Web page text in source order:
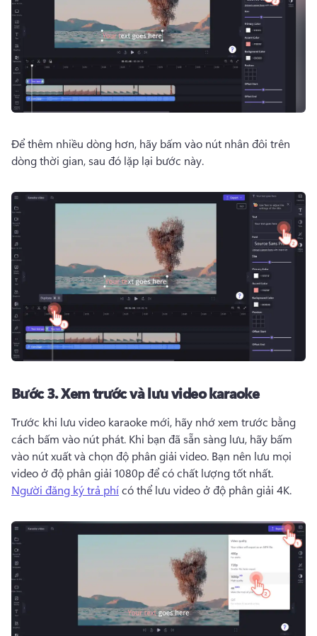
Để thêm nhiều dòng hơn, hãy bấm vào nút nhân đôi trên
dòng thời gian, sau đó lặp lại bước này.
Bước 3.Xem trước và lưu video karaoke
Trước khi lưu video karaoke mới, hãy nhớ xem trước bằng
cách bấm vào nút phát. Khi bạn đã sẵn sàng lưu, hãy bấm
vào nút xuất và chọn độ phân giải video. Bạn nên lưu mọi
video ở độ phân giải 1080p để có chất lượng tốt nhất.
Người đăng ký trả phí có thể lưu video ở độ phân giải 4K.